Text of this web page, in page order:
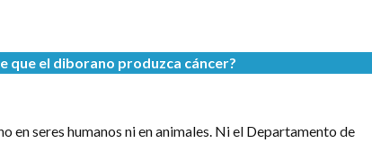
que el diborano produzca cáncer?
seres humanos ni en animales. Ni el Departamento de